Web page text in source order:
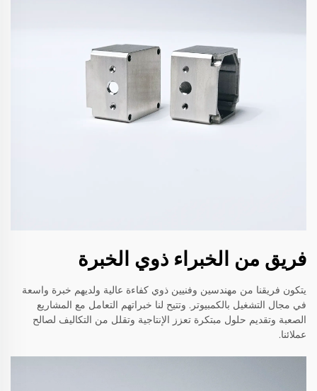
فريق من الخبراء ذوي الخبرة
يتكون فريقنا من مهندسين وفنيين ذوي كفاءة عالية ولديهم خبرة واسعة
في مجال التشغيل بالكمبيوتر. وتتيح لنا خبراتهم التعامل مع المشاريع
الصعبة وتقديم حلول مبتكرة تعزز الإنتاجية وتقلل من التكاليف لصالح
عملائنا.